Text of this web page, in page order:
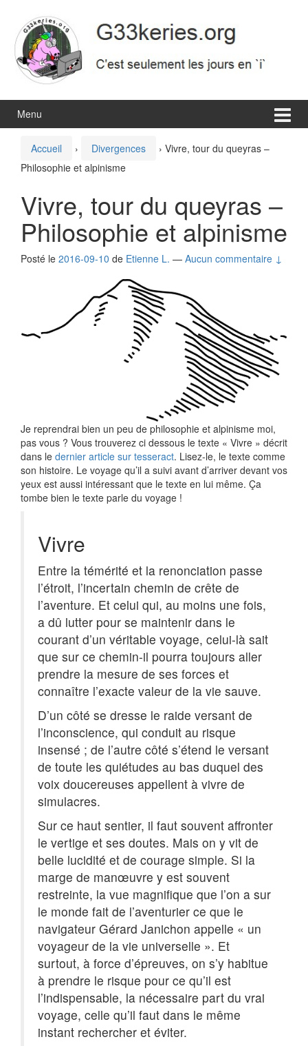
contenu
menu
principal
Menu
Accueil › Divergences › Vivre, tour du queyras –
Philosophie et alpinisme
Vivre, tour du queyras –
Philosophie et alpinisme
Posté le 2016-09-10 de Etienne L. — Aucun commentaire ↓
Je reprendrai bien un peu de philosophie et alpinisme moi,
pas vous ? Vous trouverez ci dessous le texte « Vivre » décrit
dans le dernier article sur tesseract. Lisez-le, le texte comme
son histoire. Le voyage qu’il a suivi avant d’arriver devant vos
yeux est aussi intéressant que le texte en lui même. Ça
tombe bien le texte parle du voyage !
Vivre
Entre la témérité et la renonciation passe
l’étroit, l’incertain chemin de crête de
l’aventure. Et celui qui, au moins une fois,
a dû lutter pour se maintenir dans le
courant d’un véritable voyage, celui-là sait
que sur ce chemin-il pourra toujours aller
prendre la mesure de ses forces et
connaître l’exacte valeur de la vie sauve.
D’un côté se dresse le raide versant de
l’inconscience, qui conduit au risque
insensé ; de l’autre côté s’étend le versant
de toute les quiétudes au bas duquel des
voix doucereuses appellent à vivre de
simulacres.
Sur ce haut sentier, il faut souvent affronter
le vertige et ses doutes. Mais on y vit de
belle lucidité et de courage simple. Si la
marge de manœuvre y est souvent
restreinte, la vue magnifique que l’on a sur
le monde fait de l’aventurier ce que le
navigateur Gérard Janichon appelle « un
voyageur de la vie universelle ». Et
surtout, à force d’épreuves, on s’y habitue
à prendre le risque pour ce qu’il est
l’indispensable, la nécessaire part du vrai
voyage, celle qu’il faut dans le même
instant rechercher et éviter.